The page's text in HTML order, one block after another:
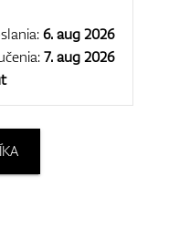
6. aug 2026
7. aug 2026